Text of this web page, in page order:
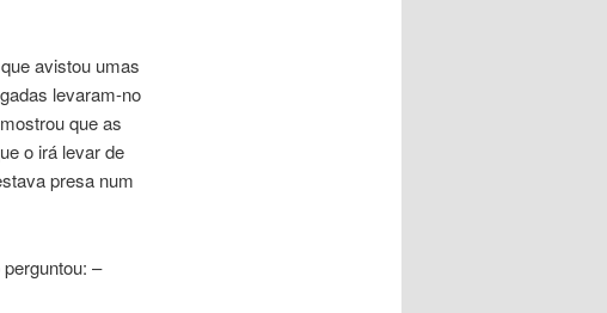
avistou umas
levaram-no
que as
o irá levar de
presa num
–